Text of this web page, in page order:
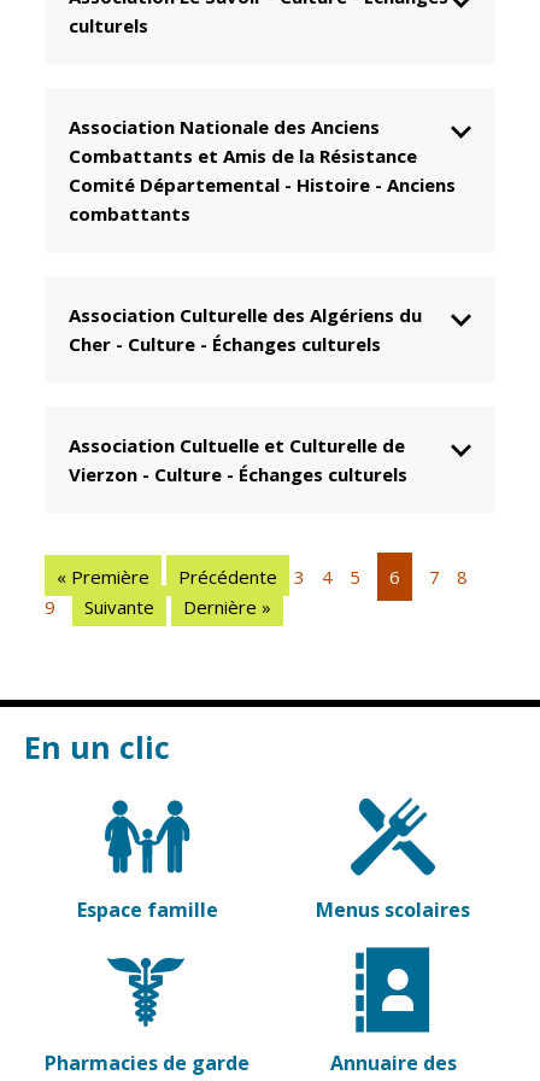
CCAS
Accueil de jour
L'EHPAD
Autonomie
Santé
Centre de
de santé
Établissements
Pharmacies de
garde
Rollinat
Théâtre Mac-
Nab / La
Conservatoire
Ateliers arts
Musée
Not'île
Vierzon
Archives du
Piscine Charles
sportifs
Associations
Annuaire des
associations
Démarches
des
associations
culturels
Association Nationale des Anciens
Combattants et Amis de la Résistance
Comité Départemental - Histoire - Anciens
combattants
Association Culturelle des Algériens du
Cher - Culture - Échanges culturels
Association Cultuelle et Culturelle de
Vierzon - Culture - Échanges culturels
« Première Précédente 3 4 5 6 7
8
9
Suivante Dernière »
En un clic
Espace famille Menus scolaires
Pharmacies de garde
Annuaire des